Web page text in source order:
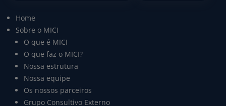
Home
Sobre o MICI
O que é MICI
O que faz o MICI?
Nossa estrutura
Nossa equipe
Os nossos parceiros
Grupo Consultivo Externo